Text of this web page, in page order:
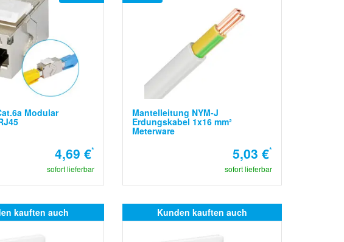
Modular
4,69 €*
sofort lieferbar
Mantelleitung NYM-J
Erdungskabel 1x16 mm²
Meterware
5,03 €*
sofort lieferbar
kauften auch Kunden kauften auch